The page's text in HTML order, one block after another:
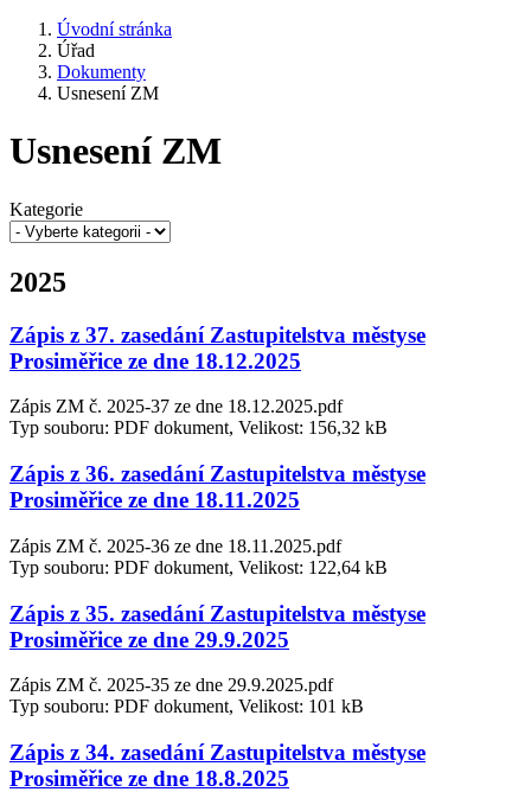
Úvodní stránka
Úřad
Dokumenty
Usnesení ZM
Usnesení ZM
Kategorie
2025
Zápis z 37. zasedání Zastupitelstva městyse
Prosiměřice ze dne 18.12.2025
Zápis ZM č. 2025-37 ze dne 18.12.2025.pdf
Typ souboru: PDF dokument, Velikost: 156,32 kB
Zápis z 36. zasedání Zastupitelstva městyse
Prosiměřice ze dne 18.11.2025
Zápis ZM č. 2025-36 ze dne 18.11.2025.pdf
Typ souboru: PDF dokument, Velikost: 122,64 kB
Zápis z 35. zasedání Zastupitelstva městyse
Prosiměřice ze dne 29.9.2025
Zápis ZM č. 2025-35 ze dne 29.9.2025.pdf
Typ souboru: PDF dokument, Velikost: 101 kB
Zápis z 34. zasedání Zastupitelstva městyse
Prosiměřice ze dne 18.8.2025